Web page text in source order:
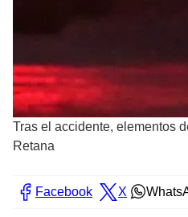
Tras el accidente, elementos
Retana
Facebook X